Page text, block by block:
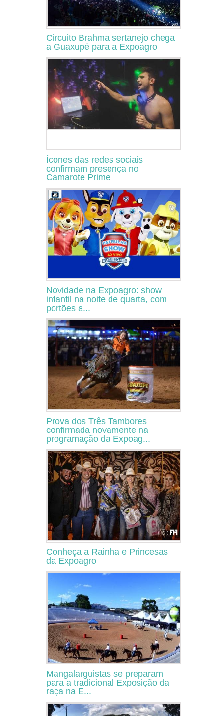
Circuito Brahma sertanejo chega
a Guaxupé para a Expoagro
Ícones das redes sociais
confirmam presença no
Camarote Prime
Novidade na Expoagro: show
infantil na noite de quarta, com
portões a...
Prova dos Três Tambores
confirmada novamente na
programação da Expoag...
Conheça a Rainha e Princesas
da Expoagro
Mangalarguistas se preparam
para a tradicional Exposição da
raça na E...